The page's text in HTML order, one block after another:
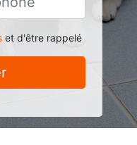
et d'être rappelé